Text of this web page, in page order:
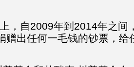
，自2009年到2014年之间
赠出任何一毛钱的钞票，给